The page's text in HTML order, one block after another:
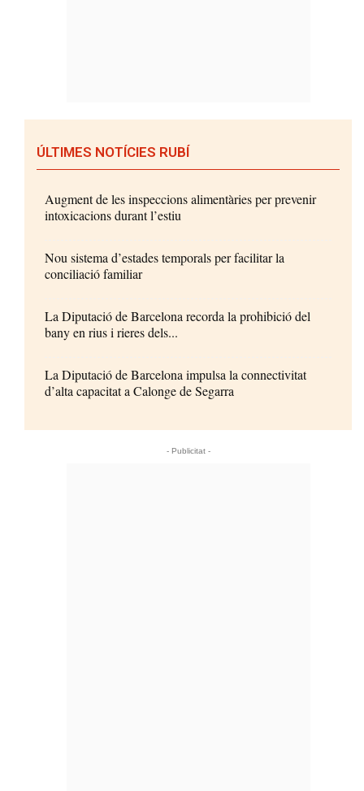
ÚLTIMES NOTÍCIES RUBÍ
Augment de les inspeccions alimentàries per prevenir
intoxicacions durant l’estiu
Nou sistema d’estades temporals per facilitar la
conciliació familiar
La Diputació de Barcelona recorda la prohibició del
bany en rius i rieres dels...
La Diputació de Barcelona impulsa la connectivitat
d’alta capacitat a Calonge de Segarra
- Publicitat -